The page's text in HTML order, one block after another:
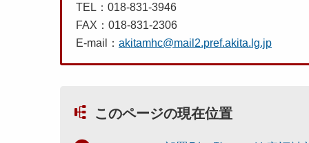
TEL：018-831-3946
FAX：018-831-2306
E-mail： akitamhc@mail2.pref.akita.lg.jp
このページの現在位置